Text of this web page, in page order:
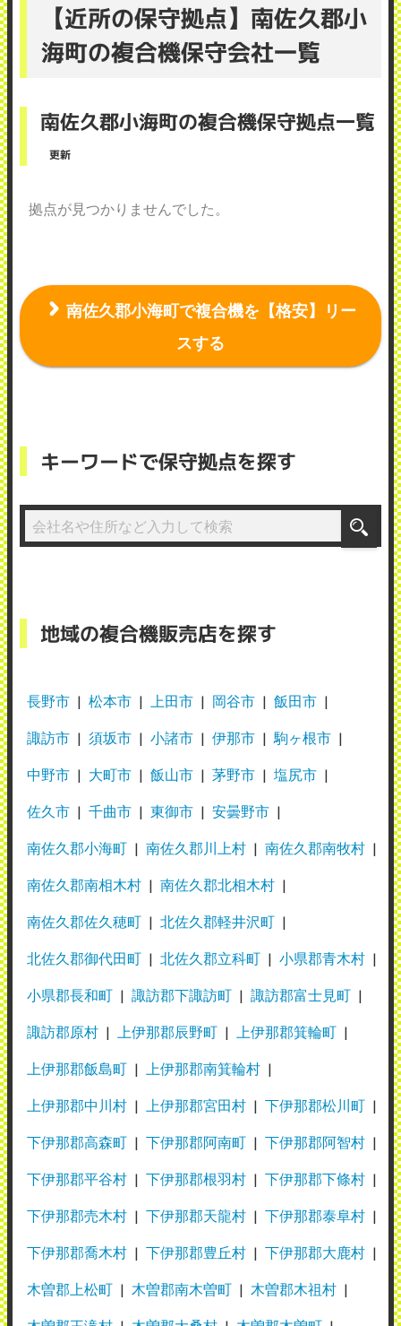
【近所の保守拠点】南佐久郡小
海町の複合機保守会社一覧
南佐久郡小海町の複合機保守拠点一覧
更新
拠点が見つかりませんでした。
南佐久郡小海町で複合機を【格安】リー
スする
キーワードで保守拠点を探す
地域の複合機販売店を探す
長野市 松本市 上田市 岡谷市 飯田市
諏訪市 須坂市 小諸市 伊那市 駒ヶ根市
中野市 大町市 飯山市 茅野市 塩尻市
佐久市 千曲市 東御市 安曇野市
南佐久郡小海町 南佐久郡川上村 南佐久郡南牧村
南佐久郡南相木村 南佐久郡北相木村
南佐久郡佐久穂町 北佐久郡軽井沢町
北佐久郡御代田町 北佐久郡立科町 小県郡青木村
小県郡長和町 諏訪郡下諏訪町 諏訪郡富士見町
諏訪郡原村 上伊那郡辰野町 上伊那郡箕輪町
上伊那郡飯島町 上伊那郡南箕輪村
上伊那郡中川村 上伊那郡宮田村 下伊那郡松川町
下伊那郡高森町 下伊那郡阿南町 下伊那郡阿智村
下伊那郡平谷村 下伊那郡根羽村 下伊那郡下條村
下伊那郡売木村 下伊那郡天龍村 下伊那郡泰阜村
下伊那郡喬木村 下伊那郡豊丘村 下伊那郡大鹿村
木曽郡上松町 木曽郡南木曽町 木曽郡木祖村